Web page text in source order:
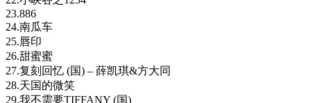
23.886
24.南瓜车
25.唇印
26.甜蜜蜜
27.复刻回忆 (国) – 薛凯琪&方大同
28.天国的微笑
29.我不需要TIFFANY (国)